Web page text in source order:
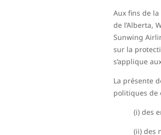
Aux fins de
de l’Alberta,
Sunwing
sur la
s’applique
La présente
politiques de
(i) des
(ii) des